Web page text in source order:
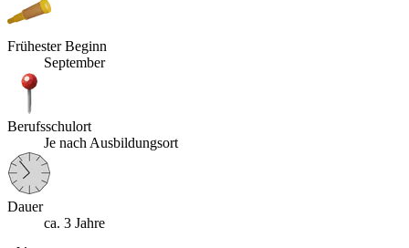
Frühester Beginn
September
Berufsschulort
Je nach Ausbildungsort
Dauer
ca. 3 Jahre